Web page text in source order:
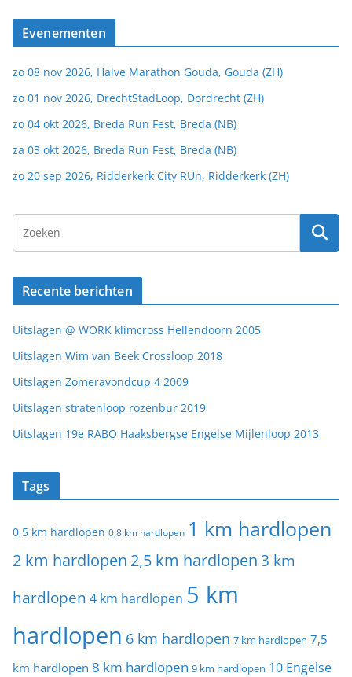
Evenementen
zo 08 nov 2026, Halve Marathon Gouda, Gouda (ZH)
zo 01 nov 2026, DrechtStadLoop, Dordrecht (ZH)
zo 04 okt 2026, Breda Run Fest, Breda (NB)
za 03 okt 2026, Breda Run Fest, Breda (NB)
zo 20 sep 2026, Ridderkerk City RUn, Ridderkerk (ZH)
Recente berichten
Uitslagen @ WORK klimcross Hellendoorn 2005
Uitslagen Wim van Beek Crossloop 2018
Uitslagen Zomeravondcup 4 2009
Uitslagen stratenloop rozenbur 2019
Uitslagen 19e RABO Haaksbergse Engelse Mijlenloop 2013
Tags
0,5 km hardlopen 0,8 km hardlopen 1 km hardlopen
2 km hardlopen 2,5 km hardlopen 3 km
hardlopen 4 km hardlopen 5 km
hardlopen 6 km hardlopen 7 km hardlopen 7,5
km hardlopen 8 km hardlopen 9 km hardlopen 10 Engelse